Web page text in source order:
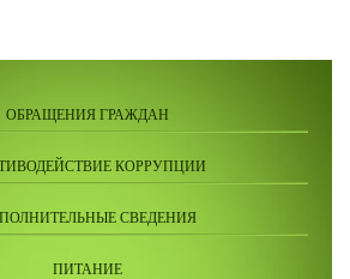
ОБРАЩЕНИЯ ГРАЖДАН
КОРРУПЦИИ
СВЕДЕНИЯ
ПИТАНИЕ